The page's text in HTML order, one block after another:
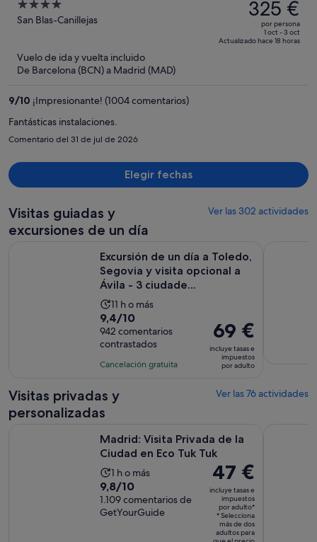
4
out
San Blas-Canillejas
precio
era
423 €,
325 €
por persona
1 oct - 3 oct
Actualizado hace 18 horas
Vuelo de ida y vuelta incluido
De Barcelona (BCN) a Madrid (MAD)
9/10 ¡Impresionante! (1004 comentarios)
Fantásticas instalaciones.
Comentario del 31 de jul de 2026
Elegir fechas
Visitas guiadas y
excursiones de un día
Ver las 302 actividades
Excursión de un día a Toledo,
Segovia y visita opcional a
Ávila - 3 ciudade...
La
duración
de
la
actividad
de
11 h o más
9.4
sobre
10
con
comentarios
9,4/10
942 comentarios
contrastados
Cancelación gratuita
El
precio
es
de
por
69 €
incluye tasas e
impuestos
por adulto
Visitas privadas y
personalizadas
Ver las 76 actividades
Madrid: Visita Privada de la
Ciudad en Eco Tuk Tuk
La
duración
de
la
1 h o más
9.8
sobre
10
9,8/10
1.109 comentarios de
GetYourGuide
El
precio
es
de
47 €
47 €
incluye tasas e
impuestos
por adulto*
* Selecciona
más de dos
adultos para